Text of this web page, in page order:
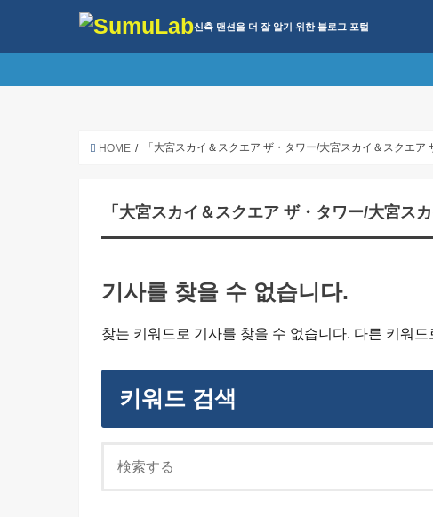
신축 맨션을 더 잘 알기 위한 블로그 포털
HOME 「大宮スカイ＆スクエア ザ・タワー/大宮スカイ＆スクエ
「大宮スカイ＆スクエア ザ・タワー/大宮ス
기사를 찾을 수 없습니다.
찾는 키워드로 기사를 찾을 수 없습니다. 다른 키워
키워드 검색